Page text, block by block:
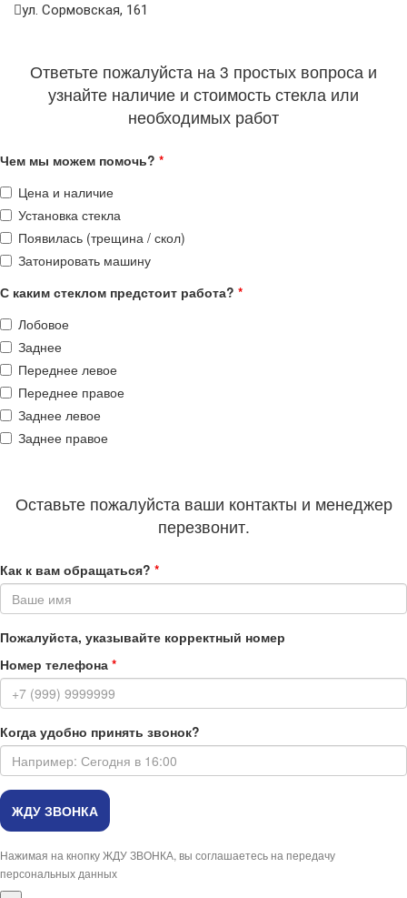
ул. Сормовская, 161
Ответьте пожалуйста на 3 простых вопроса и
узнайте наличие и стоимость стекла или
необходимых работ
Чем мы можем помочь? *
Цена и наличие
Установка стекла
Появилась (трещина / скол)
Затонировать машину
С каким стеклом предстоит работа? *
Лобовое
Заднее
Переднее левое
Переднее правое
Заднее левое
Заднее правое
Оставьте пожалуйста ваши контакты и менеджер
перезвонит.
Как к вам обращаться? *
Пожалуйста, указывайте корректный номер
Номер телефона *
Когда удобно принять звонок?
Нажимая на кнопку ЖДУ ЗВОНКА, вы соглашаетесь на передачу
персональных данных